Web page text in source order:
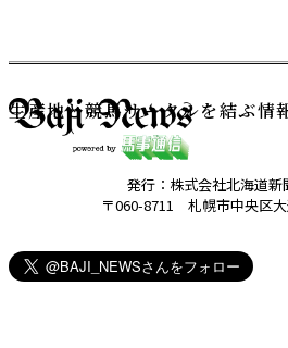
生産地と競馬サークルを結ぶ情
発行：株式会社北海道
〒060-8711 札幌市中央区